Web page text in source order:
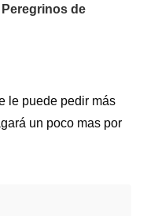
de
le puede pedir más
un poco mas por